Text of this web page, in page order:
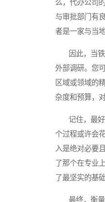
么，代办公司
与审批部门有
者是一家与当
因此，当铁
外部调研。您
区域或领域的
杂度和预算，
记住，最好
个过程或许会
入是绝对必要
了那个在专业
了最坚实的基础
最终，衡量